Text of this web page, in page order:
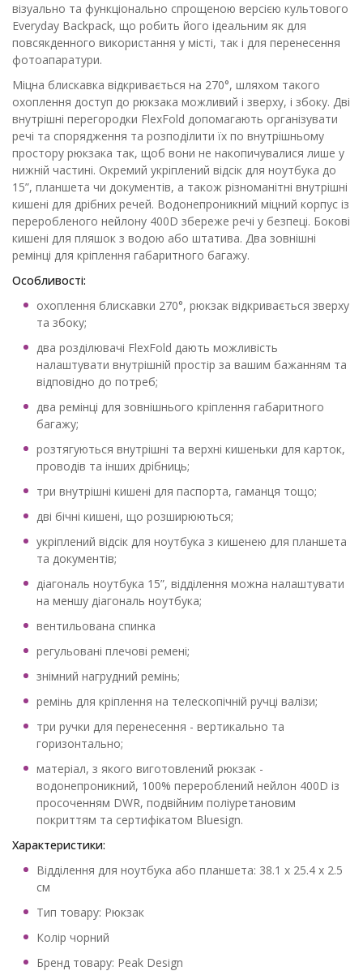
візуально та функціонально спрощеною версією культового
Everyday Backpack, що робить його ідеальним як для
повсякденного використання у місті, так і для перенесення
фотоапаратури.
Міцна блискавка відкривається на 270°, шляхом такого
охоплення доступ до рюкзака можливий і зверху, і збоку. Дві
внутрішні перегородки FlexFold допомагають організувати
речі та спорядження та розподілити їх по внутрішньому
простору рюкзака так, щоб вони не накопичувалися лише у
нижній частині. Окремий укріплений відсік для ноутбука до
15”, планшета чи документів, а також різноманітні внутрішні
кишені для дрібних речей. Водонепроникний міцний корпус із
переробленого нейлону 400D збереже речі у безпеці. Бокові
кишені для пляшок з водою або штатива. Два зовнішні
ремінці для кріплення габаритного багажу.
Особливості:
охоплення блискавки 270°, рюкзак відкривається зверху
та збоку;
два розділювачі FlexFold дають можливість
налаштувати внутрішній простір за вашим бажанням та
відповідно до потреб;
два ремінці для зовнішнього кріплення габаритного
багажу;
розтягуються внутрішні та верхні кишеньки для карток,
проводів та інших дрібниць;
три внутрішні кишені для паспорта, гаманця тощо;
дві бічні кишені, що розширюються;
укріплений відсік для ноутбука з кишенею для планшета
та документів;
діагональ ноутбука 15”, відділення можна налаштувати
на меншу діагональ ноутбука;
вентильована спинка
регульовані плечові ремені;
знімний нагрудний ремінь;
ремінь для кріплення на телескопічній ручці валізи;
три ручки для перенесення - вертикально та
горизонтально;
матеріал, з якого виготовлений рюкзак -
водонепроникний, 100% перероблений нейлон 400D із
просоченням DWR, подвійним поліуретановим
покриттям та сертифікатом Bluesign.
Характеристики:
Відділення для ноутбука або планшета: 38.1 x 25.4 x 2.5
см
Тип товару: Рюкзак
Колір чорний
Бренд товару: Peak Design